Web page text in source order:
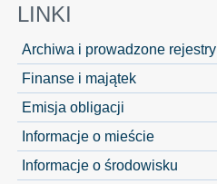
LINKI
Archiwa i prowadzone rejestry
Finanse i majątek
Emisja obligacji
Informacje o mieście
Informacje o środowisku